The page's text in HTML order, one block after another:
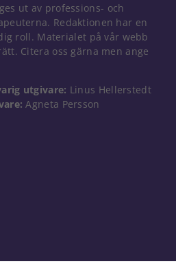
ges ut av professions- och
Redaktionen har en
roll. Materialet på vår webb
Citera oss gärna men ange
utgivare: Linus Hellerstedt
Agneta Persson